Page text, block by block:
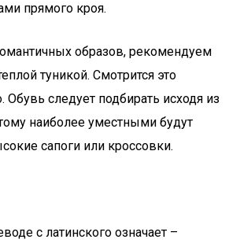
прямого кроя.
образов, рекомендуем
туникой. Смотрится это
следует подбирать исходя из
наиболее уместными будут
сапоги или кроссовки.
с латинского означает –